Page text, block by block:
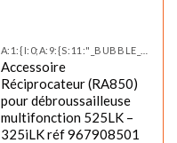
Accessoire
Réciprocateur (RA850)
pour débroussailleuse
multifonction 525LK –
325iLK réf 967908501